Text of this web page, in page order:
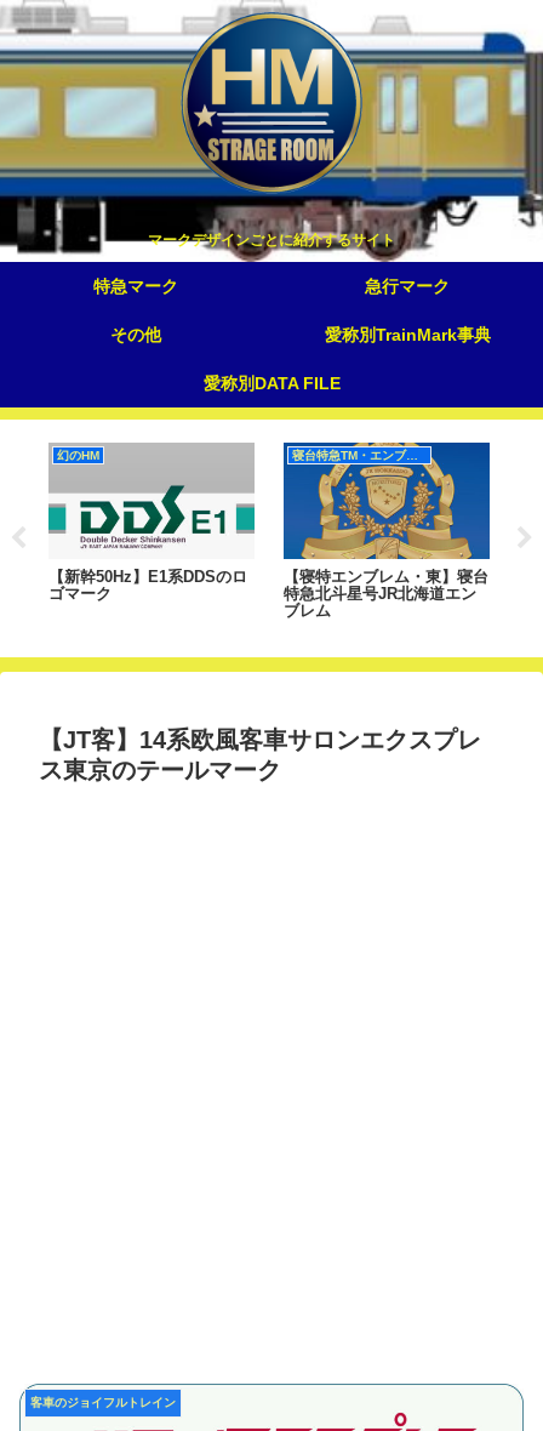
マークデザインごとに紹介するサイト
特急マーク 急行マーク
その他 愛称別TrainMark事典
愛称別DATA FILE
幻のHM
【新幹50Hz】E1系DDSのロ
ゴマーク
寝台特急TM・エンブレム（東日本）
【寝特エンブレム・東】寝台
特急北斗星号JR北海道エン
ブレム
【JT客】14系欧風客車サロンエクスプレ
ス東京のテールマーク
客車のジョイフルトレイン